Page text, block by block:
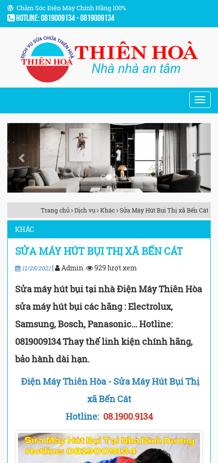
Chăm Sóc Điện Máy Chính Hãng 100%
Hotline: 0819009134 - 0819009134
Previous Next
Trang chủ Dịch vụ Khác Sửa Máy Hút Bụi Thị xã Bến Cát
KHÁC
SỬA MÁY HÚT BỤI THỊ XÃ BẾN CÁT
11/25/2021 | Admin 929 lượt xem
Sửa máy hút bụi tại nhà Điện Máy Thiên Hòa
sửa máy hút bụi các hãng : Electrolux,
Samsung, Bosch, Panasonic... Hotline:
0819009134 Thay thế linh kiện chính hãng,
bảo hành dài hạn.
Điện Máy Thiên Hòa - Sửa Máy Hút Bụi Thị
xã Bến Cát
Hotline: 08.1900.9134